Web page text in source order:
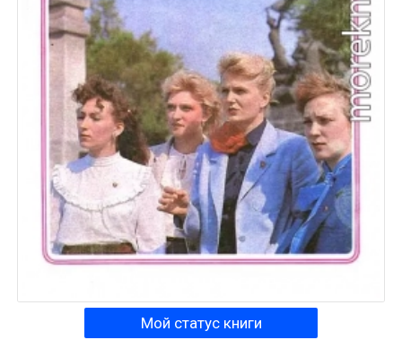
Мой статус книги